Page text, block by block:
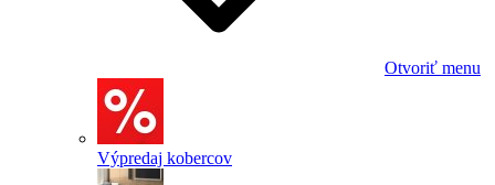
Otvoriť menu
Výpredaj kobercov